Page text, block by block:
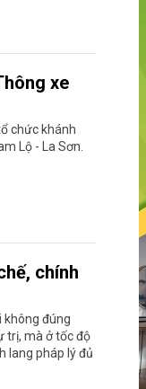
xe
chức khánh
Lộ - La Sơn.
chính
không đúng
trị, mà ở tốc độ
lang pháp lý đủ